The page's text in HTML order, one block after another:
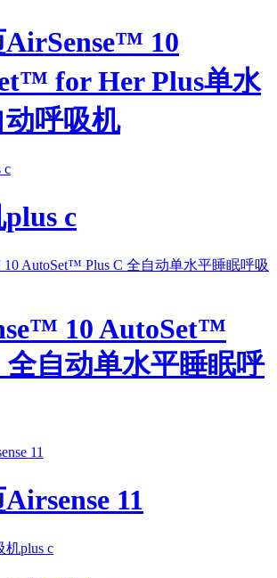
10
for Her Plus单水
呼吸机
c
10 AutoSet™
全自动单水平睡眠呼
11